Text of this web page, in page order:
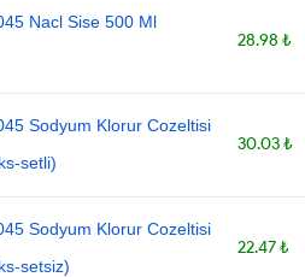
Nacl Sise 500 Ml
28.98 ₺
Sodyum Klorur Cozeltisi
setli)
30.03 ₺
Sodyum Klorur Cozeltisi
setsiz)
22.47 ₺